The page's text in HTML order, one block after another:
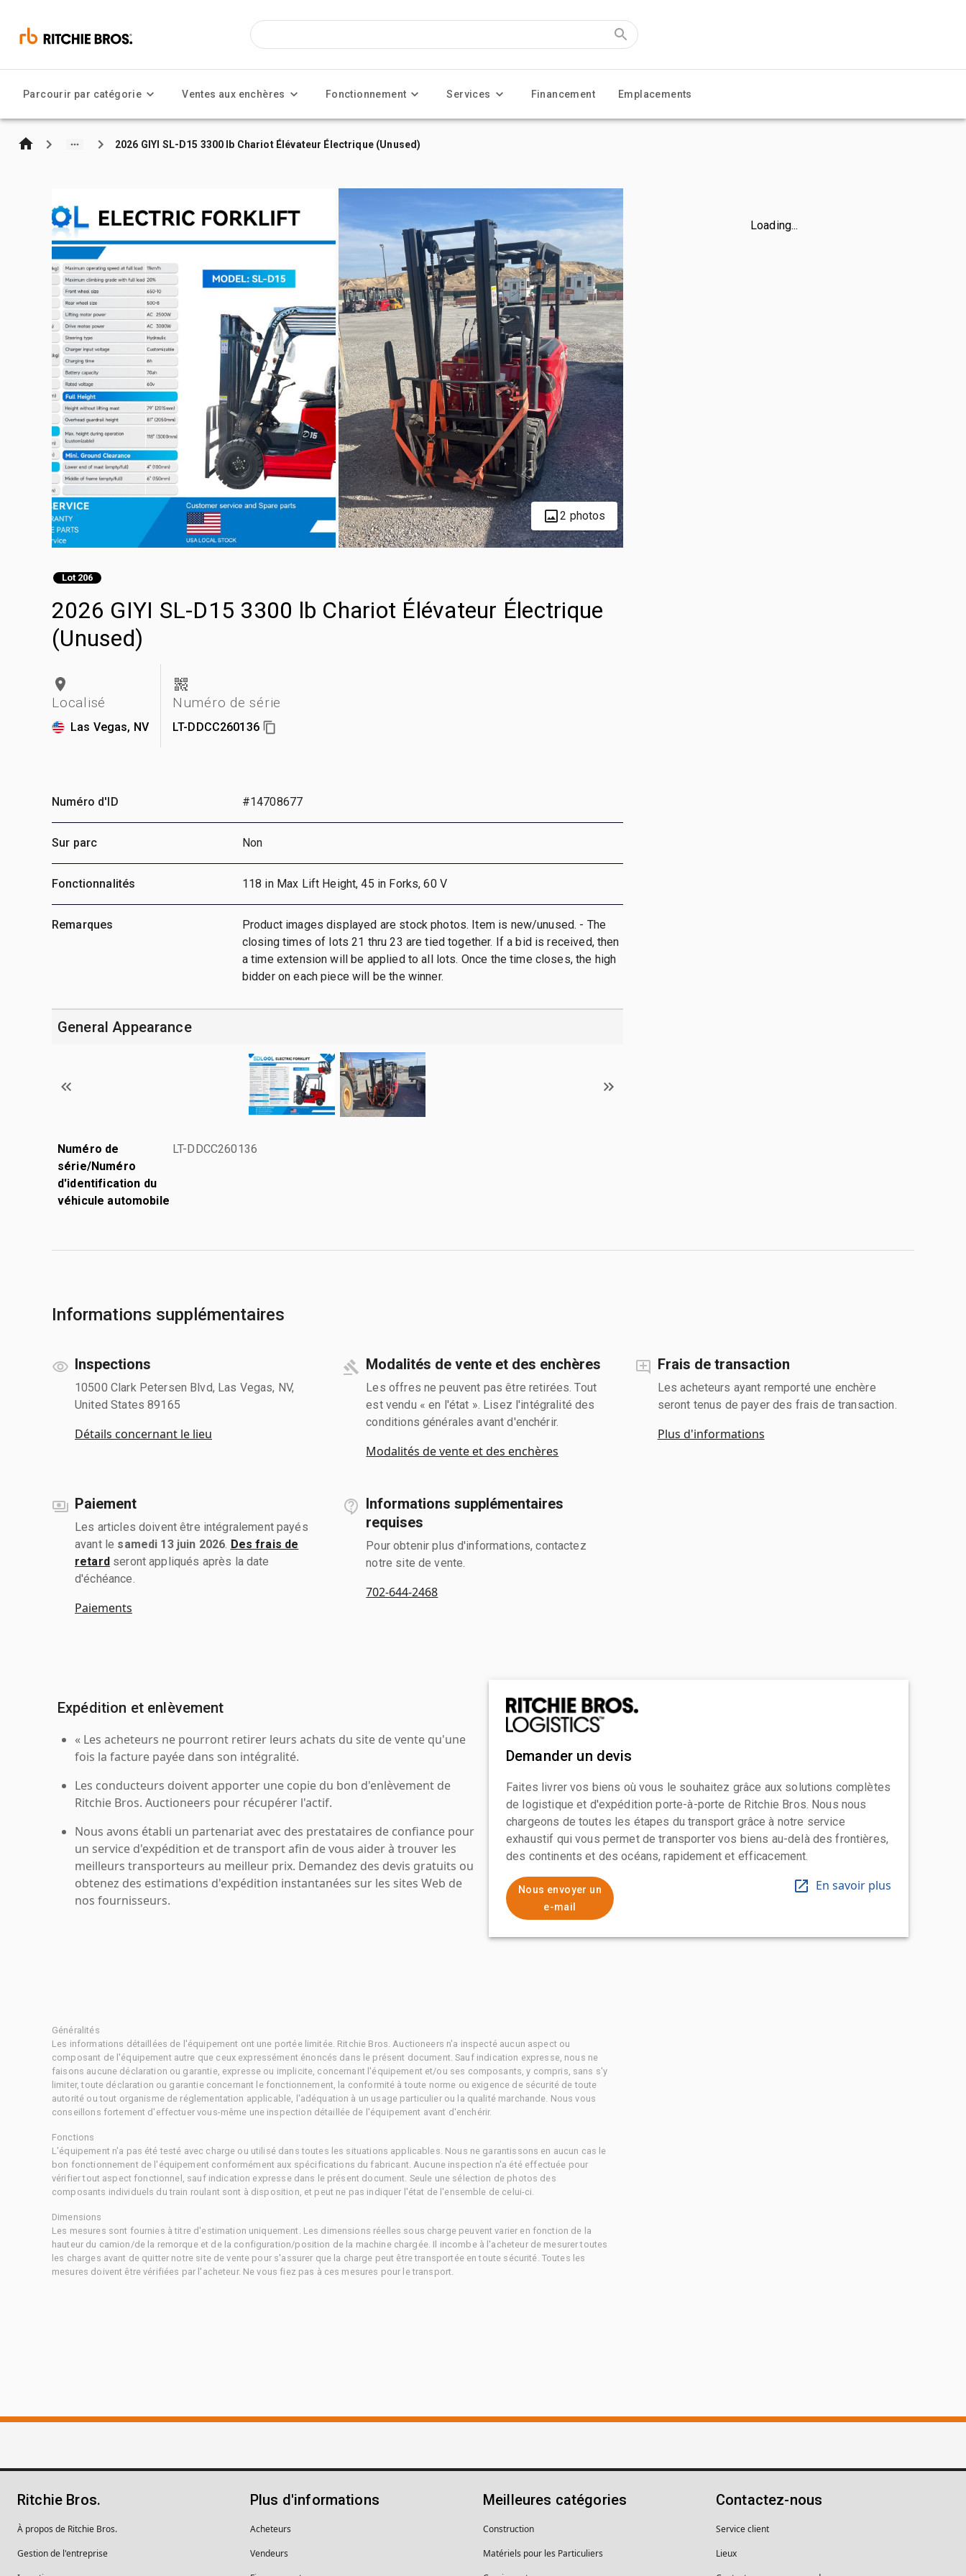
Parcourir par catégorie Ventes aux enchères Fonctionnement Services Financement Emplacements
2026 GIYI SL-D15 3300 lb Chariot Élévateur Électrique (Unused)
2 photos
Lot 206
2026 GIYI SL-D15 3300 lb Chariot Élévateur Électrique
(Unused)
Localisé
Las Vegas, NV
Numéro de série
LT-DDCC260136
Loading...
Numéro d'ID #14708677
Sur parc Non
Fonctionnalités 118 in Max Lift Height, 45 in Forks, 60 V
Remarques
Product images displayed are stock photos. Item is new/unused. - The
closing times of lots 21 thru 23 are tied together. If a bid is received, then
a time extension will be applied to all lots. Once the time closes, the high
bidder on each piece will be the winner.
General Appearance
Numéro de
série/Numéro
d'identification du
véhicule automobile
LT-DDCC260136
Informations supplémentaires
Inspections
10500 Clark Petersen Blvd, Las Vegas, NV,
United States 89165
Détails concernant le lieu
Modalités de vente et des enchères
Les offres ne peuvent pas être retirées. Tout
est vendu « en l'état ». Lisez l'intégralité des
conditions générales avant d'enchérir.
Modalités de vente et des enchères
Frais de transaction
Les acheteurs ayant remporté une enchère
seront tenus de payer des frais de transaction.
Plus d'informations
Paiement
Les articles doivent être intégralement payés
avant le samedi 13 juin 2026 Des frais de
retardseront appliqués après la date
d'échéance.
Paiements
Informations supplémentaires
requises
Pour obtenir plus d'informations, contactez
notre site de vente.
702-644-2468
Expédition et enlèvement
« Les acheteurs ne pourront retirer leurs achats du site de vente qu'une
fois la facture payée dans son intégralité.
Les conducteurs doivent apporter une copie du bon d'enlèvement de
Ritchie Bros. Auctioneers pour récupérer l'actif.
Nous avons établi un partenariat avec des prestataires de confiance pour
un service d'expédition et de transport afin de vous aider à trouver les
meilleurs transporteurs au meilleur prix. Demandez des devis gratuits ou
obtenez des estimations d'expédition instantanées sur les sites Web de
nos fournisseurs.
Demander un devis
Faites livrer vos biens où vous le souhaitez grâce aux solutions complètes
de logistique et d'expédition porte-à-porte de Ritchie Bros. Nous nous
chargeons de toutes les étapes du transport grâce à notre service
exhaustif qui vous permet de transporter vos biens au-delà des frontières,
des continents et des océans, rapidement et efficacement.
Nous envoyer un
e-mail
En savoir plus
Généralités
Les informations détaillées de l'équipement ont une portée limitée. Ritchie Bros. Auctioneers n'a inspecté aucun aspect ou
composant de l'équipement autre que ceux expressément énoncés dans le présent document. Sauf indication expresse, nous ne
faisons aucune déclaration ou garantie, expresse ou implicite, concernant l'équipement et/ou ses composants, y compris, sans s'y
limiter, toute déclaration ou garantie concernant le fonctionnement, la conformité à toute norme ou exigence de sécurité de toute
autorité ou tout organisme de réglementation applicable, l'adéquation à un usage particulier ou la qualité marchande. Nous vous
conseillons fortement d'effectuer vous-même une inspection détaillée de l'équipement avant d'enchérir.
Fonctions
L'équipement n'a pas été testé avec charge ou utilisé dans toutes les situations applicables. Nous ne garantissons en aucun cas le
bon fonctionnement de l'équipement conformément aux spécifications du fabricant. Aucune inspection n'a été effectuée pour
vérifier tout aspect fonctionnel, sauf indication expresse dans le présent document. Seule une sélection de photos des
composants individuels du train roulant sont à disposition, et peut ne pas indiquer l'état de l'ensemble de celui-ci.
Dimensions
Les mesures sont fournies à titre d'estimation uniquement. Les dimensions réelles sous charge peuvent varier en fonction de la
hauteur du camion/de la remorque et de la configuration/position de la machine chargée. Il incombe à l'acheteur de mesurer toutes
les charges avant de quitter notre site de vente pour s'assurer que la charge peut être transportée en toute sécurité. Toutes les
mesures doivent être vérifiées par l'acheteur. Ne vous fiez pas à ces mesures pour le transport.
Ritchie Bros.
À propos de Ritchie Bros.
Gestion de l'entreprise
Plus d'informations
Acheteurs
Vendeurs
Meilleures catégories
Construction
Matériels pour les Particuliers
Contactez-nous
Service client
Lieux